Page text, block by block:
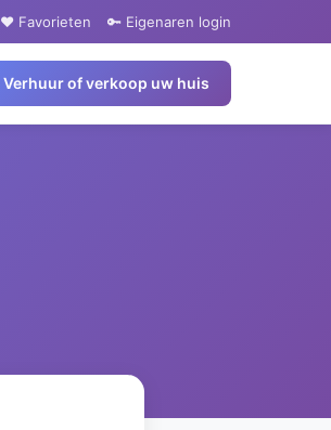
❤️ Favorieten 🔑 Eigenaren login
Verhuur of verkoop uw huis